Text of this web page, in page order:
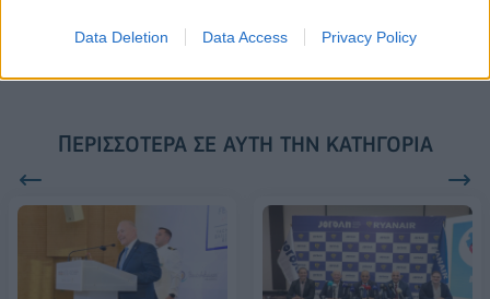
Data Deletion Data Access Privacy Policy
ΠΕΡΙΣΣΌΤΕΡΑ ΣΕ ΑΥΤΉ ΤΗΝ ΚΑΤΗΓΟΡΊΑ